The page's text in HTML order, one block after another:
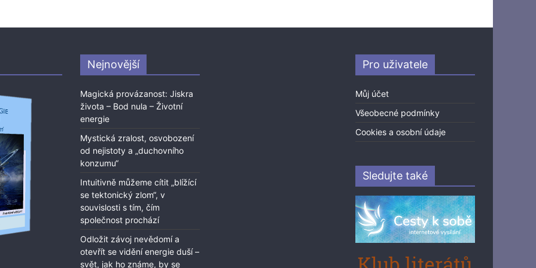
Nejnovější
Magická provázanost: Jiskra
života – Bod nula – Životní
energie
Mystická zralost, osvobození
od nejistoty a „duchovního
konzumu“
Intuitivně můžeme cítit „blížící
se tektonický zlom“, v
souvislosti s tím, čím
společnost prochází
Odložit závoj nevědomí a
otevřít se vidění energie duší –
svět, jak ho známe, by se
Pro uživatele
Můj účet
Všeobecné podmínky
Cookies a osobní údaje
Sledujte také